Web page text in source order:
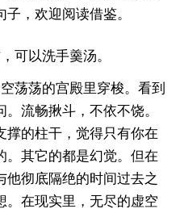
，欢迎阅读借鉴。
可以洗手羹汤。
荡荡的宫殿里穿梭。看到
流畅揪斗，不依不饶。
撑的柱干，觉得只有你在
。其它的都是幻觉。但在
他彻底隔绝的时间过去之
。在现实里，无尽的虚空